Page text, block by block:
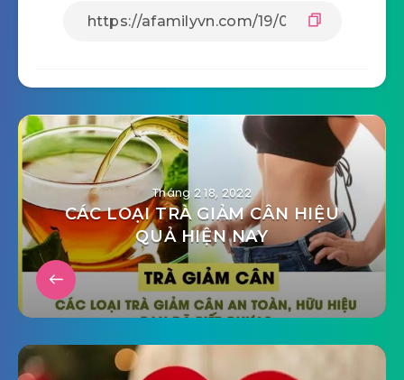
Tháng 2 18, 2022
CÁC LOẠI TRÀ GIẢM CÂN HIỆU
QUẢ HIỆN NAY